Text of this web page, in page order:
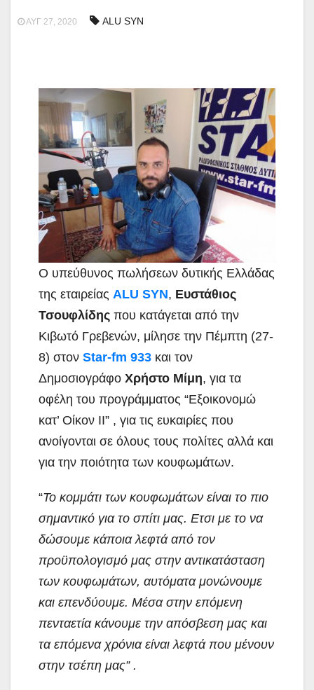
ΑΥΓ 27, 2020 ALU SYN
Ο υπεύθυνος πωλήσεων δυτικής Ελλάδας
της εταιρείας ALU SYN, Ευστάθιος
Τσουφλίδης που κατάγεται από την
Κιβωτό Γρεβενών, μίλησε την Πέμπτη (27-
8) στον Star-fm 933 και τον
Δημοσιογράφο Χρήστο Μίμη, για τα
οφέλη του προγράμματος “Εξοικονομώ
κατ’ Οίκον ΙΙ” , για τις ευκαιρίες που
ανοίγονται σε όλους τους πολίτες αλλά και
για την ποιότητα των κουφωμάτων.
“Το κομμάτι των κουφωμάτων είναι το πιο
σημαντικό για το σπίτι μας. Ετσι με το να
δώσουμε κάποια λεφτά από τον
προϋπολογισμό μας στην αντικατάσταση
των κουφωμάτων, αυτόματα μονώνουμε
και επενδύουμε. Μέσα στην επόμενη
πενταετία κάνουμε την απόσβεση μας και
τα επόμενα χρόνια είναι λεφτά που μένουν
στην τσέπη μας” .